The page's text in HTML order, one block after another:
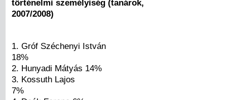
történelmi személyiség (tanárok,
2007/2008)
1. Gróf Széchenyi István
18%
2. Hunyadi Mátyás 14%
3. Kossuth Lajos
7%